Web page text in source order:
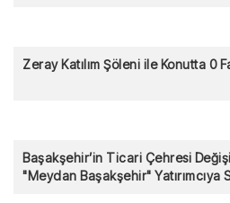
Zeray Katılım Şöleni ile Konutta 0
Başakşehir’in Ticari Çehresi
"Meydan Başakşehir" Yatırımcıya